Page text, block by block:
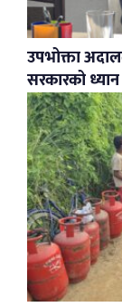
उपभोक्ता
सरकारको